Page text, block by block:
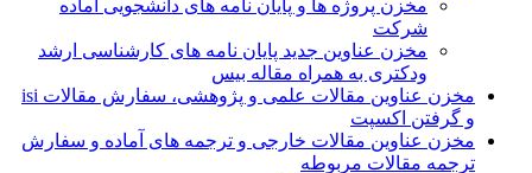
مخزن پروژه ها و پایان نامه های دانشجویی آماده
شرکت
مخزن عناوین جدید پایان نامه های کارشناسی ارشد
ودکتری به همراه مقاله بیس
مخزن عناوین مقالات علمی و پژوهشی، سفارش مقالات isi
و گرفتن اکسپت
مخزن عناوین مقالات خارجی و ترجمه های آماده و سفارش
ترجمه مقالات مربوطه